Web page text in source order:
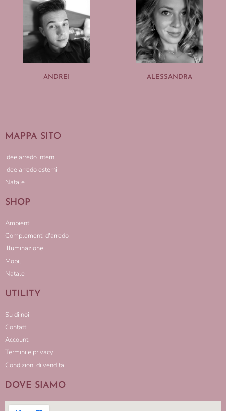
ANDREI ALESSANDRA
MAPPA SITO
Idee arredo Interni
Idee arredo esterni
Natale
SHOP
Ambienti
Complementi d'arredo
Illuminazione
Mobili
Natale
UTILITY
Su di noi
Contatti
Account
Termini e privacy
Condizioni di vendita
DOVE SIAMO